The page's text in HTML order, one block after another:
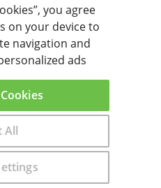
curso que buscas
you agree
on your device to
navigation and
ads
All